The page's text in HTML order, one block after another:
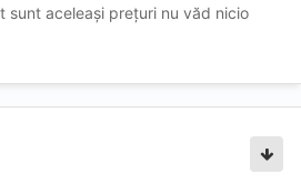
sunt aceleași prețuri nu văd nicio